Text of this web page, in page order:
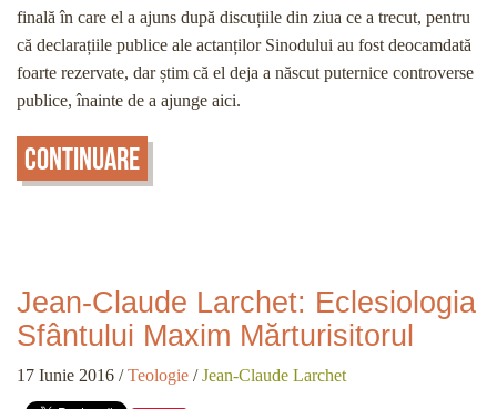
finală în care el a ajuns după discuțiile din ziua ce a trecut, pentru
că declarațiile publice ale actanților Sinodului au fost deocamdată
foarte rezervate, dar știm că el deja a născut puternice controverse
publice, înainte de a ajunge aici.
Continuare
Jean-Claude Larchet: Eclesiologia
Sfântului Maxim Mărturisitorul
17 Iunie 2016 /Teologie /Jean-Claude Larchet